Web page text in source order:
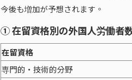
今後も増加が予想されます。
① 在留資格別の外国人労働者
在留資格
専門的・技術的分野